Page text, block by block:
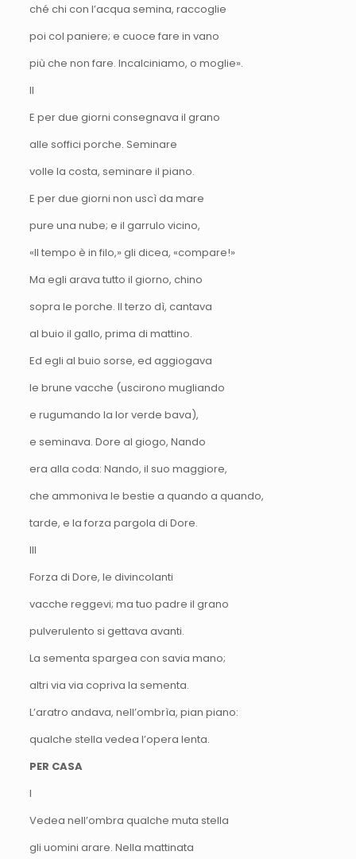
ché chi con l’acqua semina, raccoglie
poi col paniere; e cuoce fare in vano
più che non fare. Incalciniamo, o moglie».
II
E per due giorni consegnava il grano
alle soffici porche. Seminare
volle la costa, seminare il piano.
E per due giorni non uscì da mare
pure una nube; e il garrulo vicino,
«Il tempo è in filo,» gli dicea, «compare!»
Ma egli arava tutto il giorno, chino
sopra le porche. Il terzo dì, cantava
al buio il gallo, prima di mattino.
Ed egli al buio sorse, ed aggiogava
le brune vacche (uscirono mugliando
e rugumando la lor verde bava),
e seminava. Dore al giogo, Nando
era alla coda: Nando, il suo maggiore,
che ammoniva le bestie a quando a quando,
tarde, e la forza pargola di Dore.
III
Forza di Dore, le divincolanti
vacche reggevi; ma tuo padre il grano
pulverulento si gettava avanti.
La sementa spargea con savia mano;
altri via via copriva la sementa.
L’aratro andava, nell’ombrìa, pian piano:
qualche stella vedea l’opera lenta.
PER CASA
I
Vedea nell’ombra qualche muta stella
gli uomini arare. Nella mattinata